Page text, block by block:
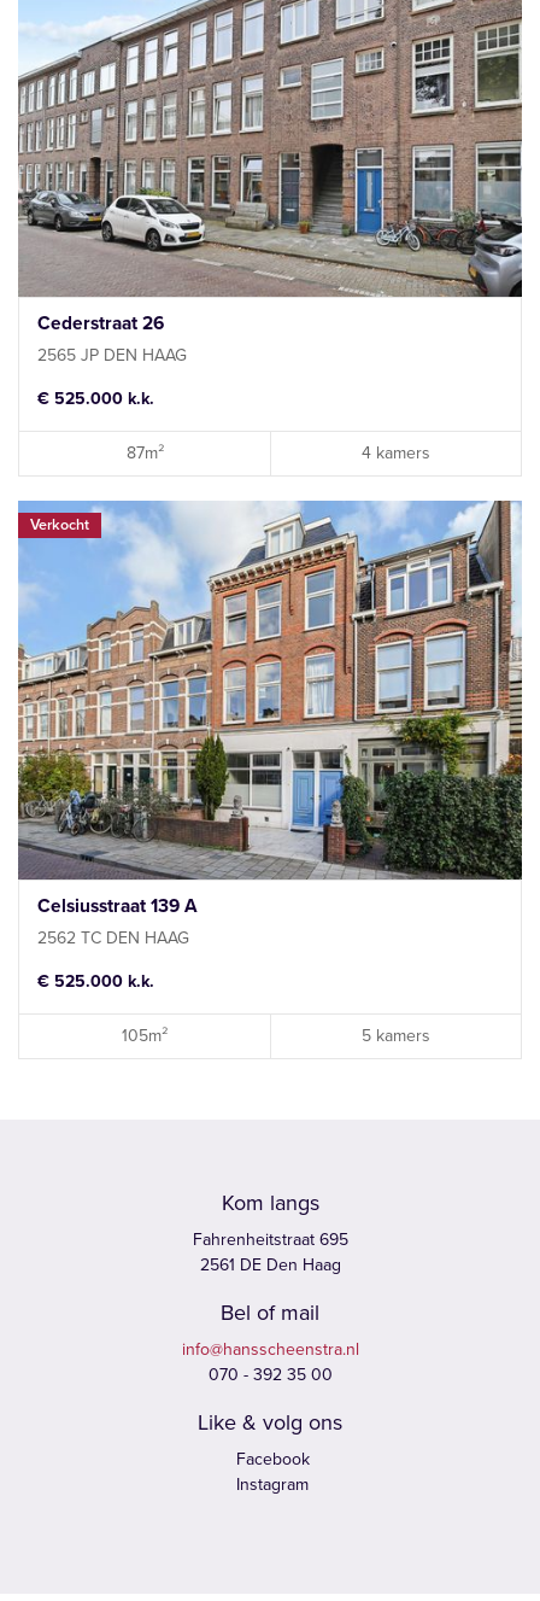
Cederstraat 26
2565 JP DEN HAAG
€ 525.000 k.k.
87m² 4 kamers
Verkocht
Celsiusstraat 139 A
2562 TC DEN HAAG
€ 525.000 k.k.
105m² 5 kamers
Kom langs
Fahrenheitstraat 695
2561 DE Den Haag
Bel of mail
info@hansscheenstra.nl
070 - 392 35 00
Like & volg ons
Facebook
Instagram